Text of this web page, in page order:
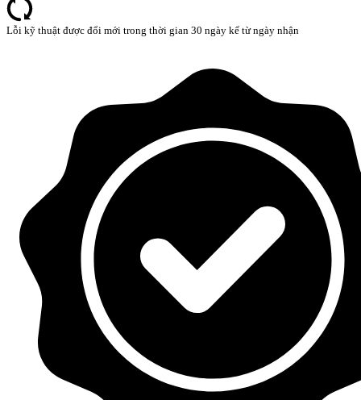
Lỗi kỹ thuật được đổi mới trong thời gian 30 ngày kể từ ngày nhận